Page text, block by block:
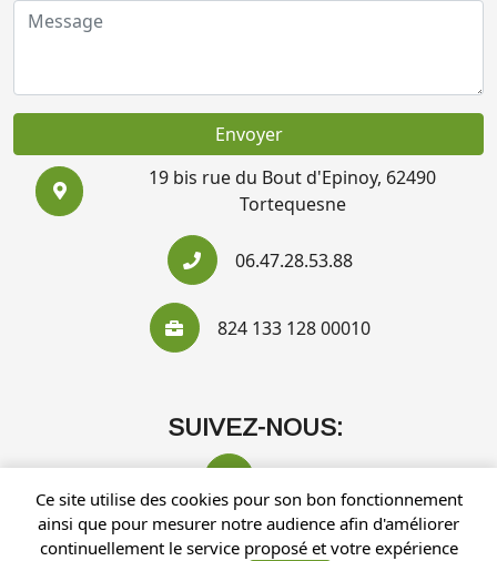
Envoyer
19 bis rue du Bout d'Epinoy, 62490
Tortequesne
06.47.28.53.88
824 133 128 00010
SUIVEZ-NOUS:
Ce site utilise des cookies pour son bon fonctionnement
ainsi que pour mesurer notre audience afin d'améliorer
continuellement le service proposé et votre expérience